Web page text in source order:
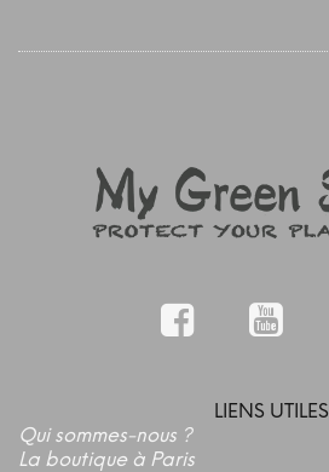
LIENS UTILES
Qui sommes-nous ?
La boutique à Paris